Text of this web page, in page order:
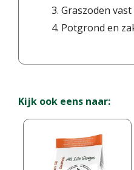
Graszoden
Potgrond en
Kijk ook eens naar: